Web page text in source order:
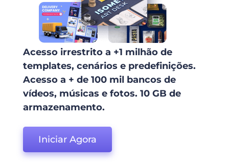
Acesso irrestrito a +1 milhão de
templates, cenários e predefinições.
Acesso a + de 100 mil bancos de
vídeos, músicas e fotos. 10 GB de
armazenamento.
Iniciar Agora